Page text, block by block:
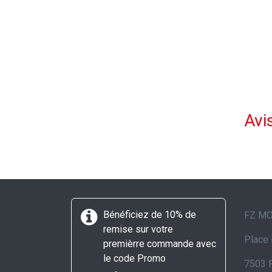
Bénéficiez de 10% de
remise sur votre
premièrre commande avec
le code Promo
FZ
7503